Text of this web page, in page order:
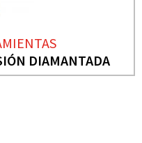
DIAMANTADA